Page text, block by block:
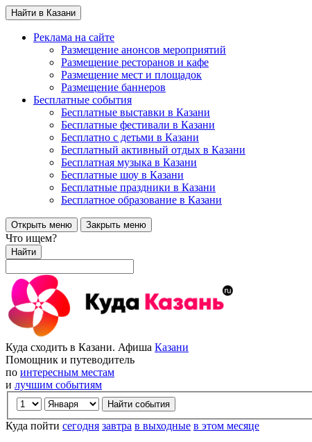
Найти в Казани
Реклама на сайте
Размещение анонсов мероприятий
Размещение ресторанов и кафе
Размещение мест и площадок
Размещение баннеров
Бесплатные события
Бесплатные выставки в Казани
Бесплатные фестивали в Казани
Бесплатно с детьми в Казани
Бесплатный активный отдых в Казани
Бесплатная музыка в Казани
Бесплатные шоу в Казани
Бесплатные праздники в Казани
Бесплатное образование в Казани
Открыть меню Закрыть меню
Что ищем?
Найти
Куда сходить в Казани. Афиша Казани
Помощник и путеводитель
по интересным местам
и лучшим событиям
Куда пойти сегодня завтра в выходные в этом месяце